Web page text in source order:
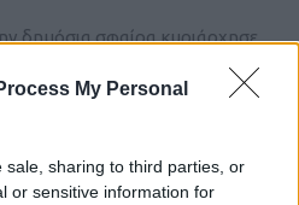
My Personal
sale, sharing to third parties, or
or sensitive information for
δημόσια σφαίρα κυριάρχησε
Γαλλίας – στο πρόγραμμα FCAS
της Indra. Και αν θυμάμαι επίσης